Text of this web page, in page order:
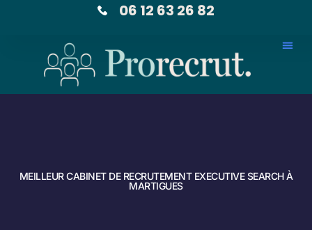
06 12 63 26 82
MEILLEUR CABINET DE RECRUTEMENT EXECUTIVE SEARCH À
MARTIGUES